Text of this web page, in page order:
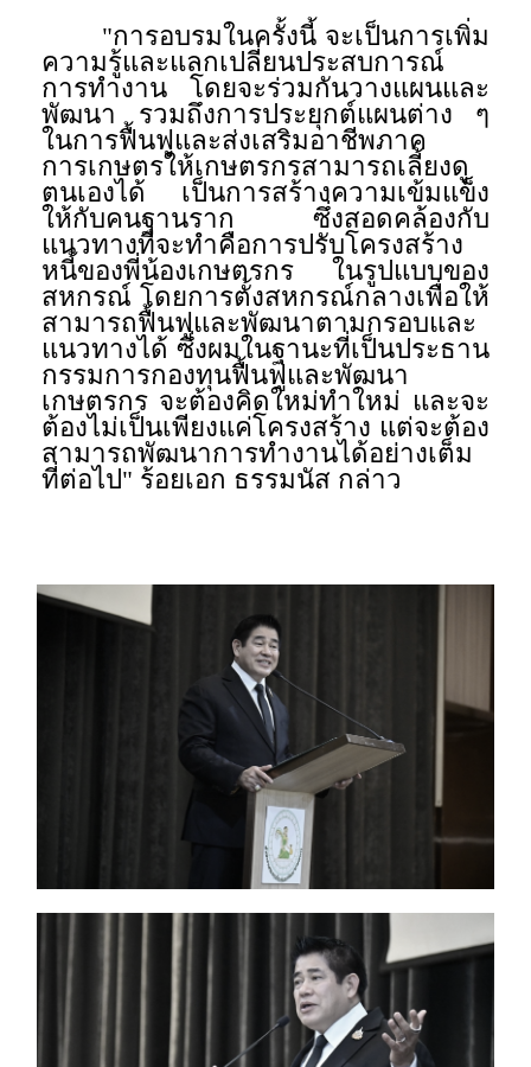
"การอบรมในครั้งนี้ จะเป็นการเพิ่ม
ความรู้และแลกเปลี่ยนประสบการณ์
การทำงาน โดยจะร่วมกันวางแผนและ
พัฒนา รวมถึงการประยุกต์แผนต่าง ๆ
ในการฟื้นฟูและส่งเสริมอาชีพภาค
การเกษตรให้เกษตรกรสามารถเลี้ยงดู
ตนเองได้ เป็นการสร้างความเข้มแข็ง
ให้กับคนฐานราก ซึ่งสอดคล้องกับ
แนวทางที่จะทำคือการปรับโครงสร้าง
หนี้ของพี่น้องเกษตรกร ในรูปแบบของ
สหกรณ์ โดยการตั้งสหกรณ์กลางเพื่อให้
สามารถฟื้นฟูและพัฒนาตามกรอบและ
แนวทางได้ ซึ่งผมในฐานะที่เป็นประธาน
กรรมการกองทุนฟื้นฟูและพัฒนา
เกษตรกร จะต้องคิดใหม่ทำใหม่ และจะ
ต้องไม่เป็นเพียงแค่โครงสร้าง แต่จะต้อง
สามารถพัฒนาการทำงานได้อย่างเต็ม
ที่ต่อไป" ร้อยเอก ธรรมนัส กล่าว